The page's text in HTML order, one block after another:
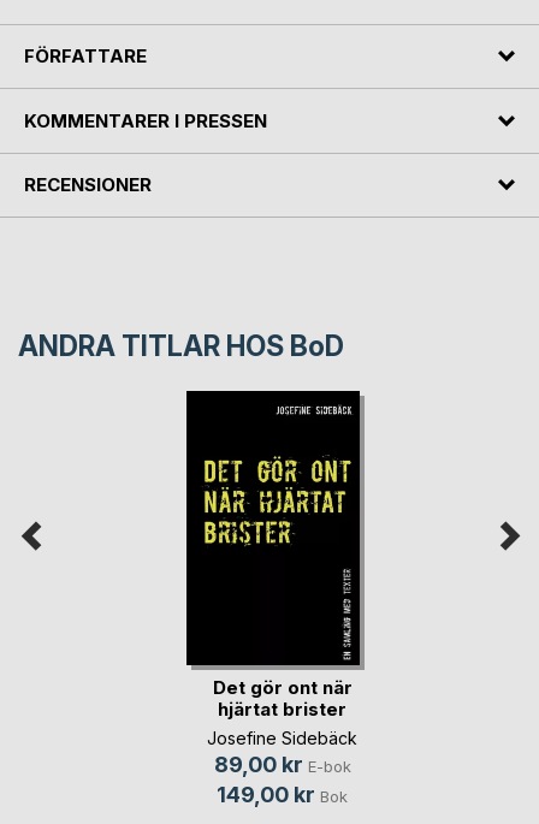
FÖRFATTARE
KOMMENTARER I PRESSEN
RECENSIONER
ANDRA TITLAR HOS BoD
Det gör ont när
hjärtat brister
Josefine Sidebäck
89,00 kr E-bok
149,00 kr Bok